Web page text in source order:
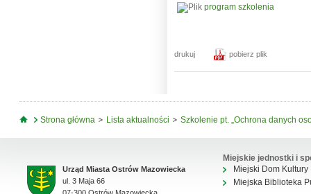
program szkolenia
drukuj pobierz plik
Jesteś tutaj
Strona główna Lista aktualności Szkolenie pt. „Ochrona danych
Urząd Miasta Ostrów Mazowiecka
ul. 3 Maja 66
07-300 Ostrów Mazowiecka
Miejskie jednostki i
Miejski Dom Kultury
Miejska Biblioteka